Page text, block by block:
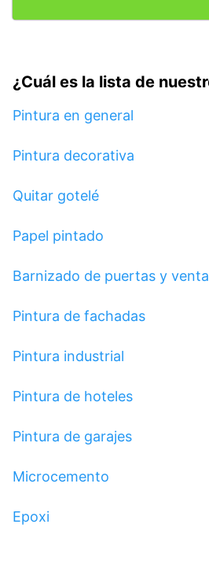
¿Cuál es la lista de
Pintura en general
Pintura decorativa
Quitar gotelé
Papel pintado
Barnizado de puertas y
Pintura de fachadas
Pintura industrial
Pintura de hoteles
Pintura de garajes
Microcemento
Epoxi